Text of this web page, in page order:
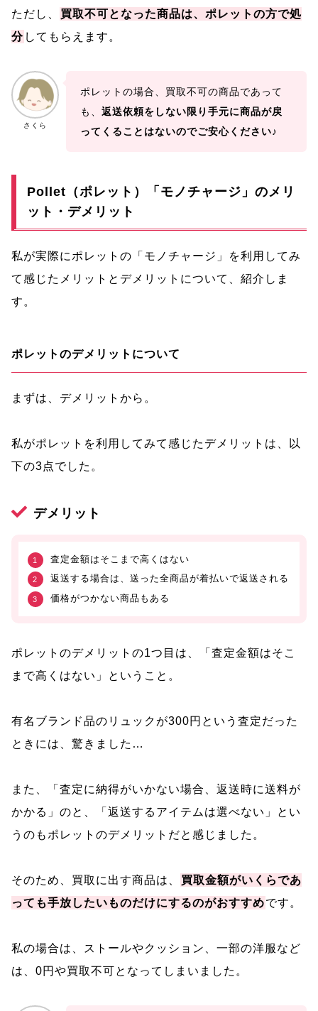
ただし、
買取不可となった商品は、ポレットの方で処
分 してもらえます。
さくら
ポレットの場合、買取不可の商品であって
も、 返送依頼をしない限り手元に商品が戻
ってくることはないのでご安心ください♪
Pollet（ポレット）「モノチャージ」のメリ
ット・デメリット
私が実際にポレットの「モノチャージ」を利用してみ
て感じたメリットとデメリットについて、紹介しま
す。
ポレットのデメリットについて
まずは、デメリットから。
私がポレットを利用してみて感じたデメリットは、以
下の3点でした。
デメリット
査定金額はそこまで高くはない
返送する場合は、送った全商品が着払いで返送される
価格がつかない商品もある
ポレットのデメリットの1つ目は、「査定金額はそこ
まで高くはない」ということ。
有名ブランド品のリュックが300円という査定だった
ときには、驚きました…
また、「査定に納得がいかない場合、返送時に送料が
かかる」のと、「返送するアイテムは選べない」とい
うのもポレットのデメリットだと感じました。
そのため、買取に出す商品は、
買取金額がいくらであ
っても手放したいものだけにするのがおすすめです。
私の場合は、ストールやクッション、一部の洋服など
は、0円や買取不可となってしまいました。